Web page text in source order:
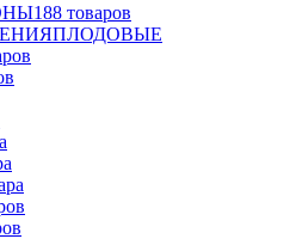
188 товаров
ПЛОДОВЫЕ